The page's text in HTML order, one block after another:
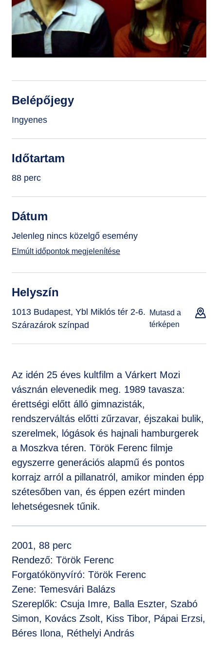
GYIK
Belépőjegy
Ingyenes
Időtartam
88 perc
Dátum
Jelenleg nincs közelgő esemény
Elmúlt időpontok megjelenítése
Helyszín
1013 Budapest, Ybl Miklós tér 2-6.
Szárazárok színpad
Mutasd a
térképen
Az idén 25 éves kultfilm a Várkert Mozi
vásznán elevenedik meg. 1989 tavasza:
érettségi előtt álló gimnazisták,
rendszerváltás előtti zűrzavar, éjszakai bulik,
szerelmek, lógások és hajnali hamburgerek
a Moszkva téren. Török Ferenc filmje
egyszerre generációs alapmű és pontos
korrajz arról a pillanatról, amikor minden épp
szétesőben van, és éppen ezért minden
lehetségesnek tűnik.
2001, 88 perc
Rendező: Török Ferenc
Forgatókönyvíró: Török Ferenc
Zene: Temesvári Balázs
Szereplők: Csuja Imre, Balla Eszter, Szabó
Simon, Kovács Zsolt, Kiss Tibor, Pápai Erzsi,
Béres Ilona, Réthelyi András